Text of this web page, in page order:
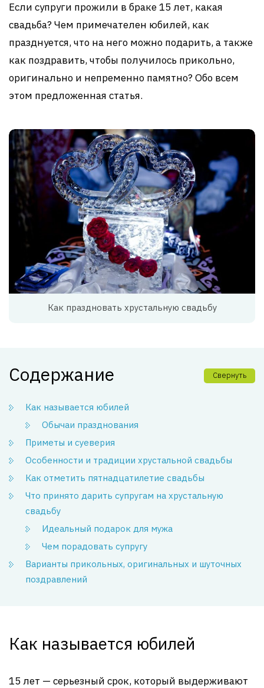
Если супруги прожили в браке 15 лет, какая
свадьба? Чем примечателен юбилей, как
празднуется, что на него можно подарить, а также
как поздравить, чтобы получилось прикольно,
оригинально и непременно памятно? Обо всем
этом предложенная статья.
Как праздновать хрустальную свадьбу
Содержание Свернуть
Как называется юбилей
Обычаи празднования
Приметы и суеверия
Особенности и традиции хрустальной свадьбы
Как отметить пятнадцатилетие свадьбы
Что принято дарить супругам на хрустальную
свадьбу
Идеальный подарок для мужа
Чем порадовать супругу
Варианты прикольных, оригинальных и шуточных
поздравлений
Как называется юбилей
15 лет — серьезный срок, который выдерживают